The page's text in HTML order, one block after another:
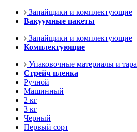
Запайщики и комплектующие
Вакуумные пакеты
Запайщики и комплектующие
Комплектующие
Упаковочные материалы и тара
Стрейч пленка
Ручной
Машинный
2 кг
3 кг
Черный
Первый сорт